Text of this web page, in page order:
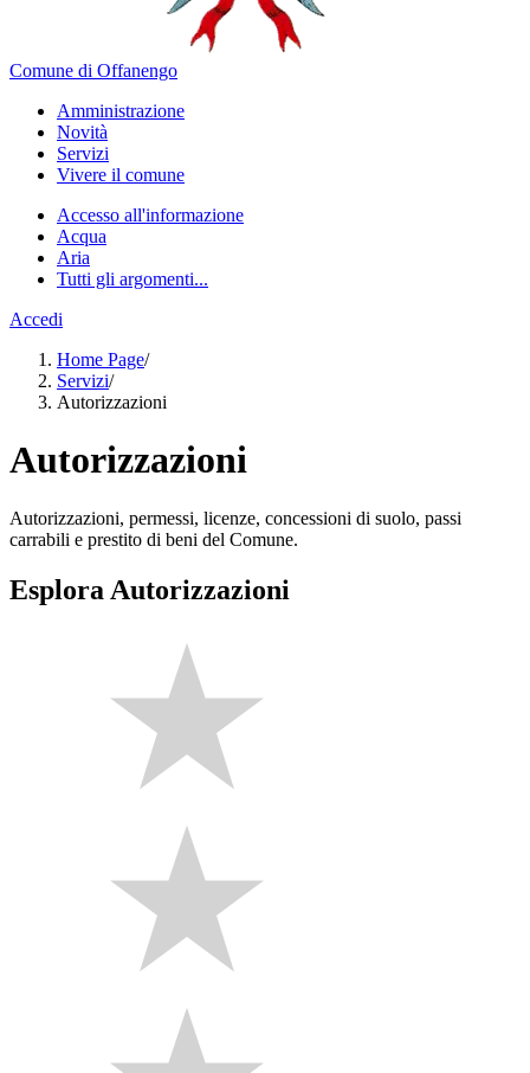
Comune di Offanengo
Amministrazione
Novità
Servizi
Vivere il comune
Accesso all'informazione
Acqua
Aria
Tutti gli argomenti...
Accedi
Home Page/
Servizi/
Autorizzazioni
Autorizzazioni
Autorizzazioni, permessi, licenze, concessioni di suolo, passi
carrabili e prestito di beni del Comune.
Esplora Autorizzazioni